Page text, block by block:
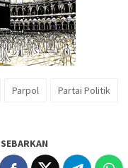
Parpol
Partai Politik
SEBARKAN